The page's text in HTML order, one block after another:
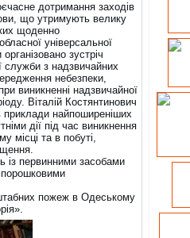
дотримання заходів
що утримують велику
щоденно
універсальної
зустріч
служби з надзвичайних
небезпеки,
виникненні надзвичайної
Віталій Костянтинович
приклади найпоширеніших
дії під час виникнення
місці та в побуті,
із первинними засобами
порошковими
пожеж в Одеському